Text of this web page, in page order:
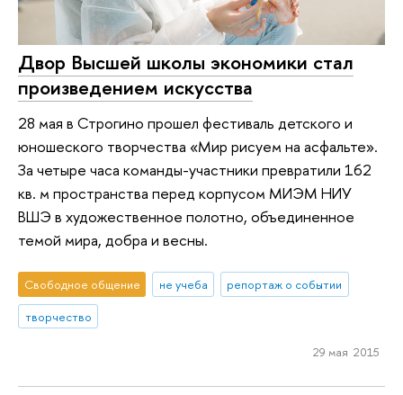
Двор Высшей школы экономики стал
произведением искусства
28 мая в Строгино прошел фестиваль детского и
юношеского творчества «Мир рисуем на асфальте».
За четыре часа команды-участники превратили 162
кв. м пространства перед корпусом МИЭМ НИУ
ВШЭ в художественное полотно, объединенное
темой мира, добра и весны.
Свободное общение не учеба
репортаж о событии
творчество
29 мая 2015